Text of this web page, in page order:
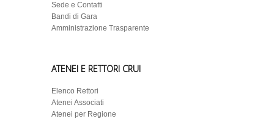
Sede e Contatti
Bandi di Gara
Amministrazione Trasparente
ATENEI E RETTORI CRUI
Elenco Rettori
Atenei Associati
Atenei per Regione